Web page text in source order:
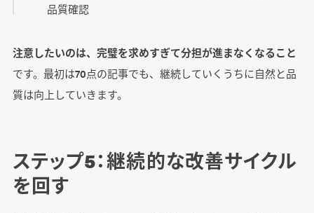
品質確認
注意したいのは、完璧を求めすぎて分担が進まなくなること
です。最初は70点の記事でも、継続していくうちに自然と品
質は向上していきます。
ステップ5：継続的な改善サイクル
を回す